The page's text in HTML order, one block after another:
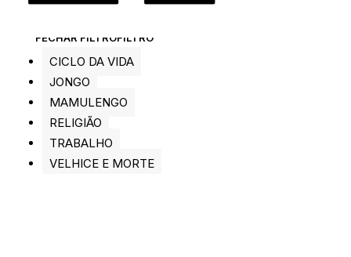
FECHAR FILTROFILTRO
CICLO DA VIDA
JONGO
MAMULENGO
RELIGIÃO
TRABALHO
VELHICE E MORTE